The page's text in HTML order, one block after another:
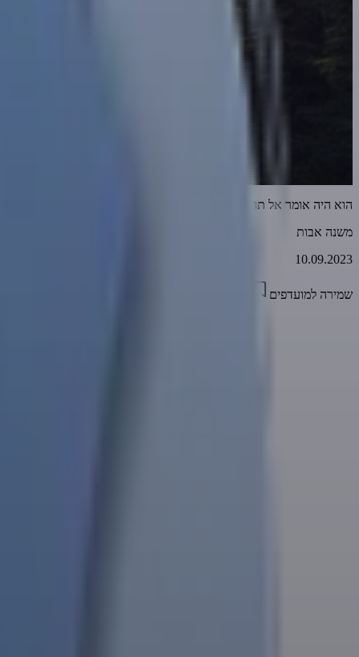
הוא היה אומר אל תהי דן יחידי חלקים ב' וג' | הרב אמנון יצחק שליט"א
משנה אבות
10.09.2023
שמירה למועדפים